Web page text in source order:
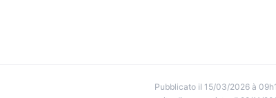
Pubblicato il 15/03/2026 à